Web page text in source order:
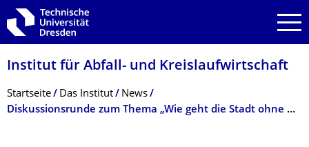
Zur Hauptnavigation springen
Zur Suche springen
Zum Inhalt springen
Institut für Abfall- und Kreislaufwirt­schaft
Breadcrumb-Menü
Startseite Das Institut
News
Diskussionsrunde zum Thema „Wie geht die Stadt ohne Müll?